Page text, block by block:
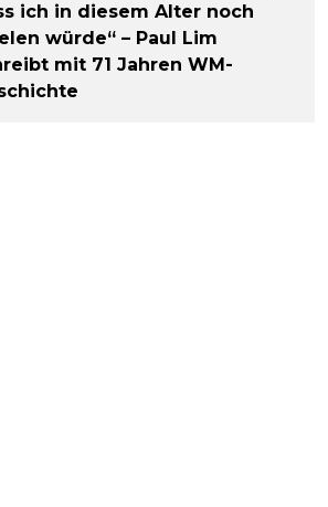
ich in diesem Alter noch
würde“ – Paul Lim
mit 71 Jahren WM-